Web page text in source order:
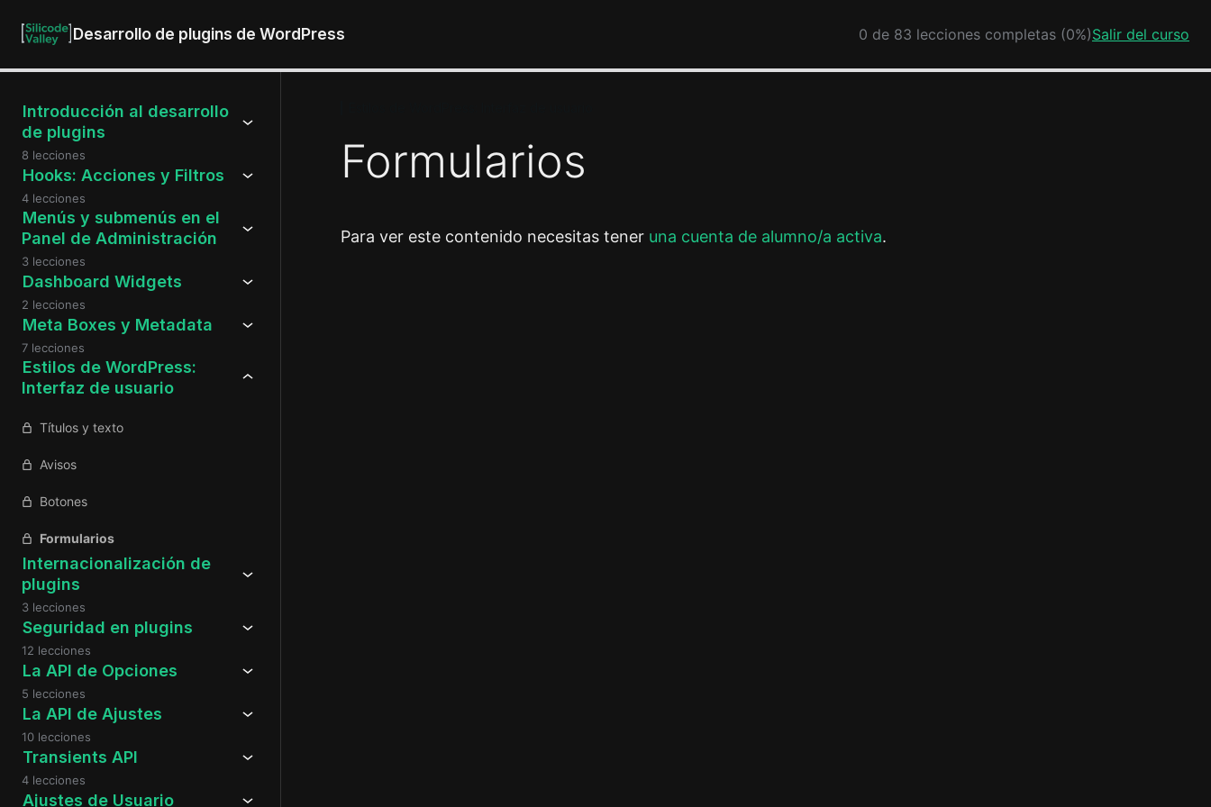
Desarrollo de plugins de WordPress 0 de 83 lecciones completas (0%)Salir del curso
Introducción al desarrollo
de plugins
8 lecciones
Hooks: Acciones y Filtros
4 lecciones
Menús y submenús en el
Panel de Administración
3 lecciones
Dashboard Widgets
2 lecciones
Meta Boxes y Metadata
7 lecciones
Estilos de WordPress:
Interfaz de usuario
Títulos y texto
Avisos
Botones
Formularios
Internacionalización de
plugins
3 lecciones
Seguridad en plugins
12 lecciones
La API de Opciones
5 lecciones
La API de Ajustes
10 lecciones
Transients API
4 lecciones
Ajustes de Usuario
Formularios
Para ver este contenido necesitas tener una cuenta de alumno/a activa.